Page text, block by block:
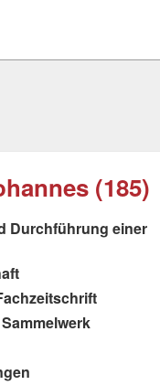
(185)
Durchführung einer